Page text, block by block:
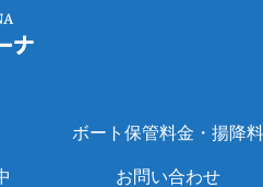
ボート保管料金・揚降料
お問い合わせ